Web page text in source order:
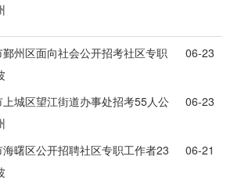
州区面向社会公开招考社区专职
06-23
城区望江街道办事处招考55人公
06-23
曙区公开招聘社区专职工作者23
06-21